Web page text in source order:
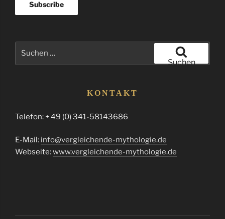
Suchen
KONTAKT
Telefon: + 49 (0) 341-58143686
E-Mail: info@vergleichende-mythologie.de
Webseite:www.vergleichende-mythologie.de